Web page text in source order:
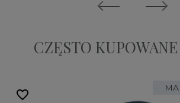
CZĘSTO
favorite_border